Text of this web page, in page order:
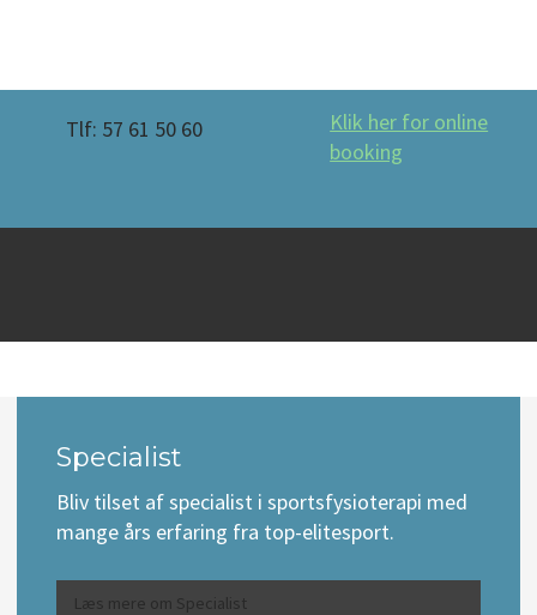
Tlf: 57 61 50 60
Klik her for online
booking
Specialist
Bliv tilset af specialist i sportsfysioterapi med
mange års erfaring fra top-elitesport.
Læs mere om Specialist